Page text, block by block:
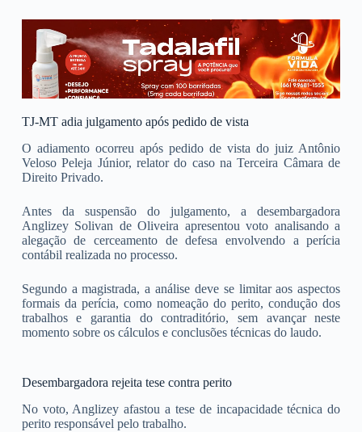
TJ-MT adia julgamento após pedido de vista
O adiamento ocorreu após pedido de vista do juiz Antônio
Veloso Peleja Júnior, relator do caso na Terceira Câmara de
Direito Privado.
Antes da suspensão do julgamento, a desembargadora
Anglizey Solivan de Oliveira apresentou voto analisando a
alegação de cerceamento de defesa envolvendo a perícia
contábil realizada no processo.
Segundo a magistrada, a análise deve se limitar aos aspectos
formais da perícia, como nomeação do perito, condução dos
trabalhos e garantia do contraditório, sem avançar neste
momento sobre os cálculos e conclusões técnicas do laudo.
Desembargadora rejeita tese contra perito
No voto, Anglizey afastou a tese de incapacidade técnica do
perito responsável pelo trabalho.